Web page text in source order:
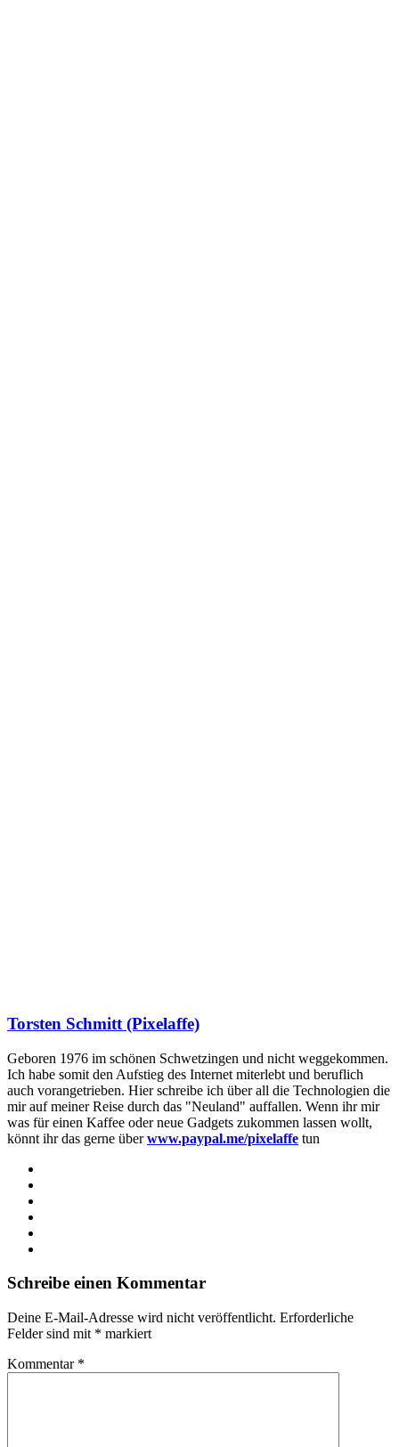
Torsten Schmitt (Pixelaffe)
Geboren 1976 im schönen Schwetzingen und nicht weggekommen.
Ich habe somit den Aufstieg des Internet miterlebt und beruflich
auch vorangetrieben. Hier schreibe ich über all die Technologien die
mir auf meiner Reise durch das "Neuland" auffallen. Wenn ihr mir
was für einen Kaffee oder neue Gadgets zukommen lassen wollt,
könnt ihr das gerne überwww.paypal.me/pixelaffe tun
Schreibe einen Kommentar
Deine E-Mail-Adresse wird nicht veröffentlicht. Erforderliche
Felder sind mit * markiert
Kommentar *